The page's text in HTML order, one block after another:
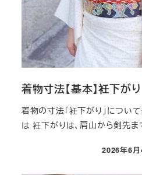
着物寸法【基本】衽下がり
着物の寸法「衽下がり​」につい
は 衽下がり​は、肩山から剣先
投稿日
2026年6月